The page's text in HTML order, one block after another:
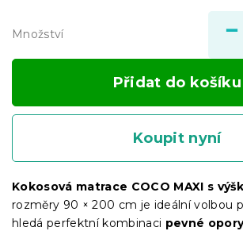
Množství
Přidat do košíku
Koupit nyní
Kokosová matrace COCO MAXI s
rozměry 90 × 200 cm je ideální volbou
hledá perfektní kombinaci pevné